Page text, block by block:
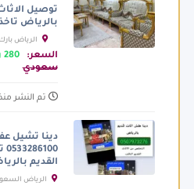
توصيل
بالرياض
الرياض
السعر: 280 ريال سعودي
سعودي
تم النشر
دينا تشيل
القديم